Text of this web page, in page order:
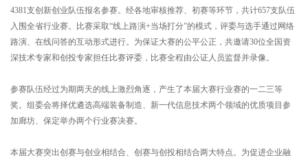
4381支创新创业队伍报名参赛。经各地审核推荐、初赛等环节，共计657支队伍
入围全省行业赛。比赛采取“线上路演+当场打分”的模式，评委与选手通过网络
路演、在线问答的互动形式进行。为保证大赛的公平公正，共邀请30位全国资
深技术专家和创投专家担任比赛评委，比赛全程由公证人员监督并录像。
参赛队伍经过为期两天的线上激烈角逐，产生了本届大赛行业赛的一二三等
奖。组委会将择优遴选高端装备制造、新一代信息技术两个领域的优质项目参
加廊坊、保定举办两个行业赛决赛。
本届大赛突出创赛与创业相结合、创赛与创投相结合两大特点。为促进企业融